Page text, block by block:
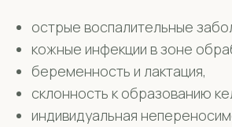
острые воспалительные
кожные инфекции в зоне
беременность и лактация,
склонность к образованию
индивидуальная